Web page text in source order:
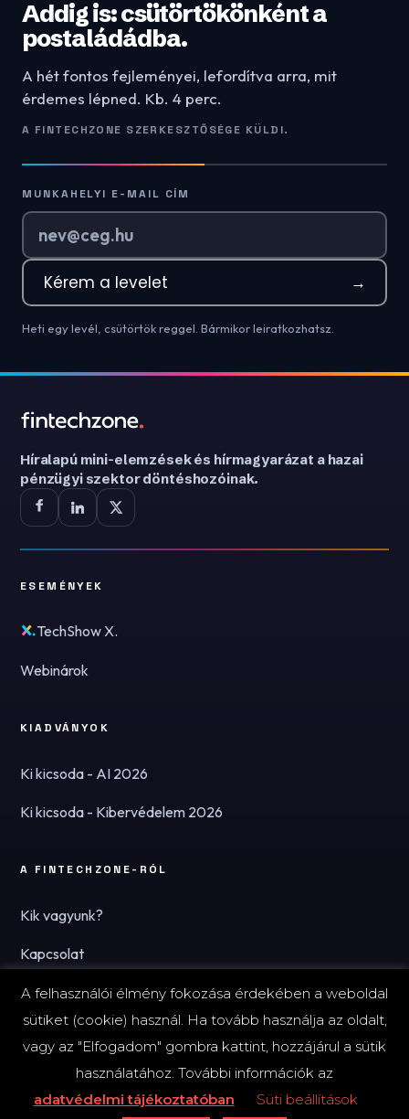
Addig is: csütörtökönként a
postaládádba.
A hét fontos fejleményei, lefordítva arra, mit
érdemes lépned. Kb. 4 perc.
A FINTECHZONE SZERKESZTŐSÉGE KÜLDI.
MUNKAHELYI E-MAIL CÍM
Kérem a levelet →
Heti egy levél, csütörtök reggel. Bármikor leiratkozhatsz.
Híralapú mini-elemzések és hírmagyarázat a hazai
pénzügyi szektor döntéshozóinak.
ESEMÉNYEK
TechShow X.
Webinárok
KIADVÁNYOK
Ki kicsoda - AI 2026
Ki kicsoda - Kibervédelem 2026
A FINTECHZONE-RÓL
Kik vagyunk?
Kapcsolat
Hírlevél
© 2026 FinTechZone.hu - A FinTech Group Kft.
A felhasználói élmény fokozása érdekében a weboldal
sütiket (cookie) használ. Ha tovább használja az oldalt,
vagy az "Elfogadom" gombra kattint, hozzájárul a sütik
használatához. További információk az
adatvédelmi tájékoztatóban
Süti beállítások